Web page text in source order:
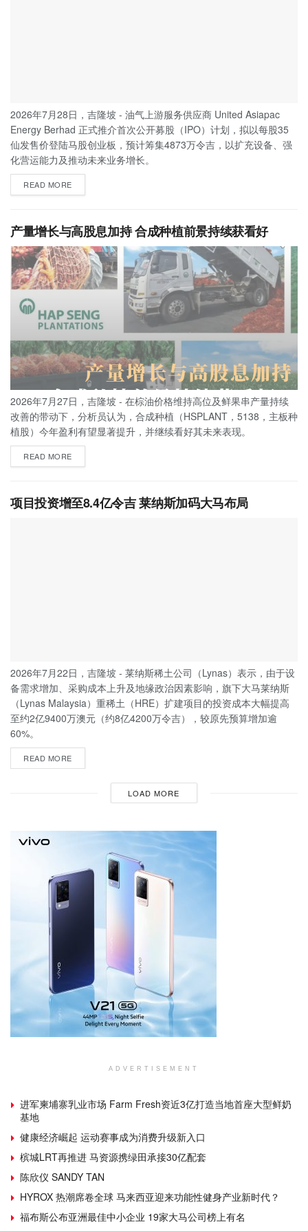
2026年7月28日，吉隆坡 - 油气上游服务供应商 United Asiapac
Energy Berhad 正式推介首次公开募股（IPO）计划，拟以每股35
仙发售价登陆马股创业板，预计筹集4873万令吉，以扩充设备、强
化营运能力及推动未来业务增长。
READ MORE
产量增长与高股息加持 合成种植前景持续获看好
2026年7月27日，吉隆坡 - 在棕油价格维持高位及鲜果串产量持续
改善的带动下，分析员认为，合成种植（HSPLANT，5138，主板种
植股）今年盈利有望显著提升，并继续看好其未来表现。
READ MORE
项目投资增至8.4亿令吉 莱纳斯加码大马布局
2026年7月22日，吉隆坡 - 莱纳斯稀土公司（Lynas）表示，由于设
备需求增加、采购成本上升及地缘政治因素影响，旗下大马莱纳斯
（Lynas Malaysia）重稀土（HRE）扩建项目的投资成本大幅提高
至约2亿9400万澳元（约8亿4200万令吉），较原先预算增加逾
60%。
READ MORE
LOAD MORE
ADVERTISEMENT
进军柬埔寨乳业市场 Farm Fresh资近3亿打造当地首座大型鲜奶
基地
健康经济崛起 运动赛事成为消费升级新入口
槟城LRT再推进 马资源携绿田承接30亿配套
陈欣仪 SANDY TAN
HYROX 热潮席卷全球 马来西亚迎来功能性健身产业新时代？
福布斯公布亚洲最佳中小企业 19家大马公司榜上有名